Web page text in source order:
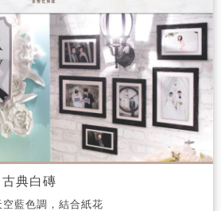
典白磚
藍色調，結合紙花